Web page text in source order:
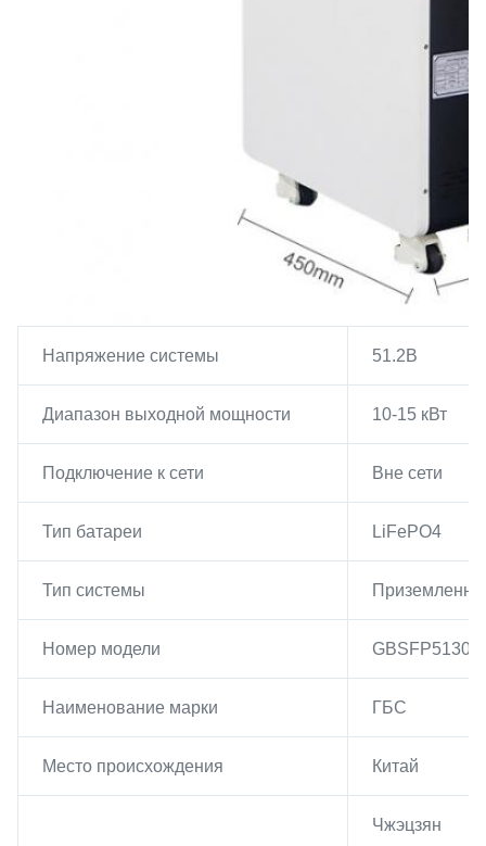
Напряжение системы 51.2В
Диапазон выходной мощности 10-15 кВт
Подключение к сети Вне сети
Тип батареи LiFePO4
Тип системы
Номер модели
Наименование марки ГБС
Место происхождения Китай
Чжэцзян